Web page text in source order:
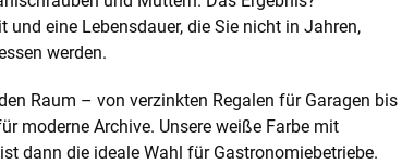
eine Lebensdauer, die Sie nicht in Jahren,
werden.
Raum – von verzinkten Regalen für Garagen bis
moderne Archive. Unsere weiße Farbe mit
dann die ideale Wahl für Gastronomiebetriebe.